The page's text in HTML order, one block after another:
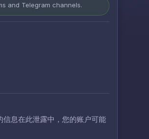
and Telegram channels.
息在此泄露中，您的账户可能